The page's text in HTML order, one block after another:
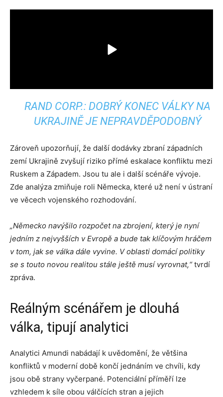
RAND CORP.: DOBRÝ KONEC VÁLKY NA
UKRAJINĚ JE NEPRAVDĚPODOBNÝ
Zároveň upozorňují, že další dodávky zbraní západních
zemí Ukrajině zvyšují riziko přímé eskalace konfliktu mezi
Ruskem a Západem. Jsou tu ale i další scénáře vývoje.
Zde analýza zmiňuje roli Německa, které už není v ústraní
ve věcech vojenského rozhodování.
„Německo navýšilo rozpočet na zbrojení, který je nyní
jedním z nejvyšších v Evropě a bude tak klíčovým hráčem
v tom, jak se válka dále vyvine. V oblasti domácí politiky
se s touto novou realitou stále ještě musí vyrovnat,“tvrdí
zpráva.
Reálným scénářem je dlouhá
válka, tipují analytici
Analytici Amundi nabádají k uvědomění, že většina
konfliktů v moderní době končí jednáním ve chvíli, kdy
jsou obě strany vyčerpané. Potenciální příměří lze
vzhledem k síle obou válčících stran a jejich